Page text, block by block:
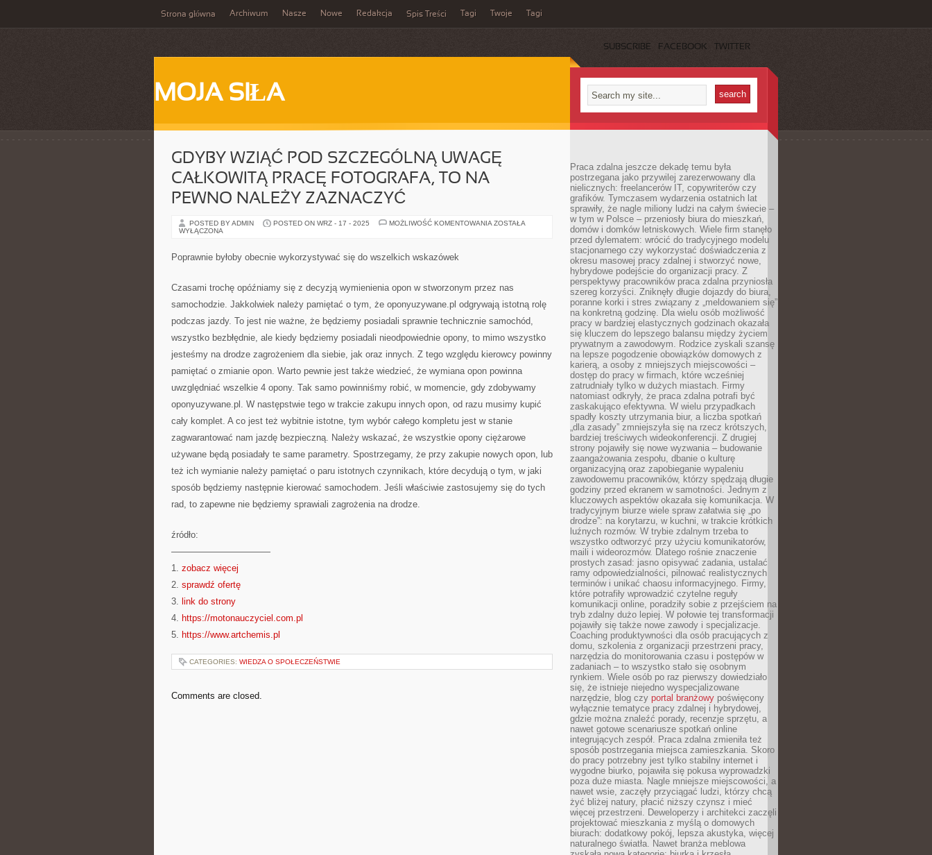
Strona główna Archiwum Nasze Nowe Redakcja Spis Treści Tagi Twoje Tagi
SUBSCRIBE FACEBOOK TWITTER
MOJA SIŁA
GDYBY WZIĄĆ POD SZCZEGÓLNĄ UWAGĘ
CAŁKOWITĄ PRACĘ FOTOGRAFA, TO NA
PEWNO NALEŻY ZAZNACZYĆ
POSTED BY ADMIN POSTED ON WRZ - 17 - 2025 MOŻLIWOŚĆ KOMENTOWANIA GDYBY
NA
NALEŻY
ZOSTAŁA
WYŁĄCZONA
Poprawnie byłoby obecnie wykorzystywać się do wszelkich wskazówek
Czasami trochę opóźniamy się z decyzją wymienienia opon w stworzonym przez nas
samochodzie. Jakkolwiek należy pamiętać o tym, że oponyuzywane.pl odgrywają istotną rolę
podczas jazdy. To jest nie ważne, że będziemy posiadali sprawnie technicznie samochód,
wszystko bezbłędnie, ale kiedy będziemy posiadali nieodpowiednie opony, to mimo wszystko
jesteśmy na drodze zagrożeniem dla siebie, jak oraz innych. Z tego względu kierowcy powinny
pamiętać o zmianie opon. Warto pewnie jest także wiedzieć, że wymiana opon powinna
uwzględniać wszelkie 4 opony. Tak samo powinniśmy robić, w momencie, gdy zdobywamy
oponyuzywane.pl. W następstwie tego w trakcie zakupu innych opon, od razu musimy kupić
cały komplet. A co jest też wybitnie istotne, tym wybór całego kompletu jest w stanie
zagwarantować nam jazdę bezpieczną. Należy wskazać, że wszystkie opony ciężarowe
używane będą posiadały te same parametry. Spostrzegamy, że przy zakupie nowych opon, lub
też ich wymianie należy pamiętać o paru istotnych czynnikach, które decydują o tym, w jaki
sposób będziemy następnie kierować samochodem. Jeśli właściwie zastosujemy się do tych
rad, to zapewne nie będziemy sprawiali zagrożenia na drodze.
źródło:
———————————
1. zobacz więcej
2. sprawdź ofertę
3. link do strony
4. https://motonauczyciel.com.pl
5. https://www.artchemis.pl
CATEGORIES: WIEDZA O SPOŁECZEŃSTWIE
Comments are closed.
Praca zdalna jeszcze dekadę temu była
postrzegana jako przywilej zarezerwowany dla
nielicznych: freelancerów IT, copywriterów czy
grafików. Tymczasem wydarzenia ostatnich lat
sprawiły, że nagle miliony ludzi na całym świecie –
w tym w Polsce – przeniosły biura do mieszkań,
domów i domków letniskowych. Wiele firm stanęło
przed dylematem: wrócić do tradycyjnego modelu
stacjonarnego czy wykorzystać doświadczenia z
okresu masowej pracy zdalnej i stworzyć nowe,
hybrydowe podejście do organizacji pracy. Z
perspektywy pracowników praca zdalna przyniosła
szereg korzyści. Zniknęły długie dojazdy do biura,
poranne korki i stres związany z „meldowaniem się”
na konkretną godzinę. Dla wielu osób możliwość
pracy w bardziej elastycznych godzinach okazała
się kluczem do lepszego balansu między życiem
prywatnym a zawodowym. Rodzice zyskali szansę
na lepsze pogodzenie obowiązków domowych z
karierą, a osoby z mniejszych miejscowości –
dostęp do pracy w firmach, które wcześniej
zatrudniały tylko w dużych miastach. Firmy
natomiast odkryły, że praca zdalna potrafi być
zaskakująco efektywna. W wielu przypadkach
spadły koszty utrzymania biur, a liczba spotkań
„dla zasady” zmniejszyła się na rzecz krótszych,
bardziej treściwych wideokonferencji. Z drugiej
strony pojawiły się nowe wyzwania – budowanie
zaangażowania zespołu, dbanie o kulturę
organizacyjną oraz zapobieganie wypaleniu
zawodowemu pracowników, którzy spędzają długie
godziny przed ekranem w samotności. Jednym z
kluczowych aspektów okazała się komunikacja. W
tradycyjnym biurze wiele spraw załatwia się „po
drodze”: na korytarzu, w kuchni, w trakcie krótkich
luźnych rozmów. W trybie zdalnym trzeba to
wszystko odtworzyć przy użyciu komunikatorów,
maili i wideorozmów. Dlatego rośnie znaczenie
prostych zasad: jasno opisywać zadania, ustalać
ramy odpowiedzialności, pilnować realistycznych
terminów i unikać chaosu informacyjnego. Firmy,
które potrafiły wprowadzić czytelne reguły
komunikacji online, poradziły sobie z przejściem na
tryb zdalny dużo lepiej. W połowie tej transformacji
pojawiły się także nowe zawody i specjalizacje.
Coaching produktywności dla osób pracujących z
domu, szkolenia z organizacji przestrzeni pracy,
narzędzia do monitorowania czasu i postępów w
zadaniach – to wszystko stało się osobnym
rynkiem. Wiele osób po raz pierwszy dowiedziało
się, że istnieje niejedno wyspecjalizowane
narzędzie, blog czy portal branżowy poświęcony
wyłącznie tematyce pracy zdalnej i hybrydowej,
gdzie można znaleźć porady, recenzje sprzętu, a
nawet gotowe scenariusze spotkań online
integrujących zespół. Praca zdalna zmieniła też
sposób postrzegania miejsca zamieszkania. Skoro
do pracy potrzebny jest tylko stabilny internet i
wygodne biurko, pojawiła się pokusa wyprowadzki
poza duże miasta. Nagle mniejsze miejscowości, a
nawet wsie, zaczęły przyciągać ludzi, którzy chcą
żyć bliżej natury, płacić niższy czynsz i mieć
więcej przestrzeni. Deweloperzy i architekci zaczęli
projektować mieszkania z myślą o domowych
biurach: dodatkowy pokój, lepsza akustyka, więcej
naturalnego światła. Nawet branża meblowa